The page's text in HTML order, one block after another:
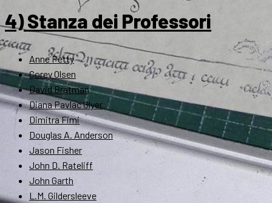
4) Stanza dei Professori
Anne Petty
Corey Olsen
David Bratman
Diana Pavlac Glyer
Dimitra Fimi
Douglas A. Anderson
Jason Fisher
John D. Rateliff
John Garth
L.M. Gildersleeve